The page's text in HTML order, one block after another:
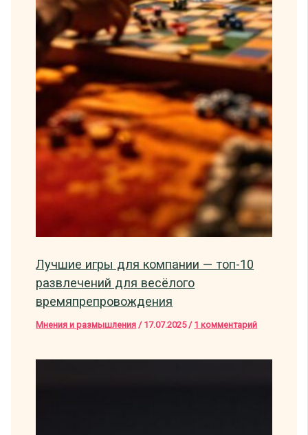
Лучшие игры для компании — топ-10
развлечений для весёлого
времяпрепровождения
Мнения и размышления / 17.07.2025/ 1 комментарий